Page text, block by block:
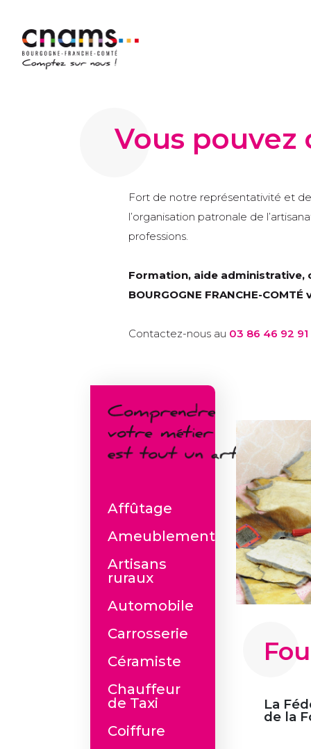
Vous pouvez
Fort de notre représentativité et
l’organisation patronale de
professions.
Formation, aide administrative,
BOURGOGNE FRANCHE-
Contactez-nous au 03 86 46 92 91
Affûtage
Ameublement
Artisans
ruraux
Automobile
Carrosserie
Céramiste
Chauffeur
de Taxi
Coiffure
La
de la